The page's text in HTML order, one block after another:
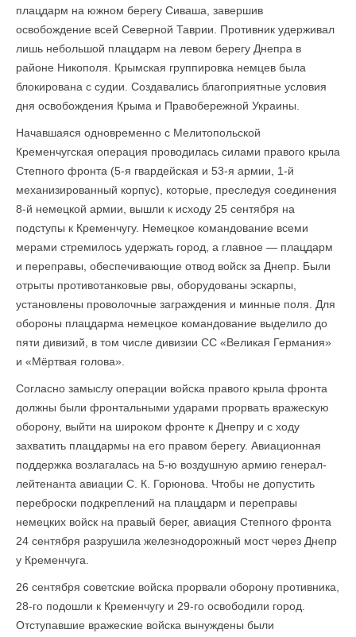
плацдарм на южном берегу Сиваша, завершив
освобождение всей Северной Таврии. Противник удерживал
лишь небольшой плацдарм на левом берегу Днепра в
районе Никополя. Крымская группировка немцев была
блокирована с судии. Создавались благоприятные условия
дня освобождения Крыма и Правобережной Украины.
Начавшаяся одновременно с Мелитопольской
Кременчугская операция проводилась силами правого крыла
Степного фронта (5-я гвардейская и 53-я армии, 1-й
механизированный корпус), которые, преследуя соединения
8-й немецкой армии, вышли к исходу 25 сентября на
подступы к Кременчугу. Немецкое командование всеми
мерами стремилось удержать город, а главное — плацдарм
и переправы, обеспечивающие отвод войск за Днепр. Были
отрыты противотанковые рвы, оборудованы эскарпы,
установлены проволочные заграждения и минные поля. Для
обороны плацдарма немецкое командование выделило до
пяти дивизий, в том числе дивизии СС «Великая Германия»
и «Мёртвая голова».
Согласно замыслу операции войска правого крыла фронта
должны были фронтальными ударами прорвать вражескую
оборону, выйти на широком фронте к Днепру и с ходу
захватить плацдармы на его правом берегу. Авиационная
поддержка возлагалась на 5-ю воздушную армию генерал-
лейтенанта авиации С. К. Горюнова. Чтобы не допустить
переброски подкреплений на плацдарм и переправы
немецких войск на правый берег, авиация Степного фронта
24 сентября разрушила железнодорожный мост через Днепр
у Кременчуга.
26 сентября советские войска прорвали оборону противника,
28-го подошли к Кременчугу и 29-го освободили город.
Отступавшие вражеские войска вынуждены бы­ли